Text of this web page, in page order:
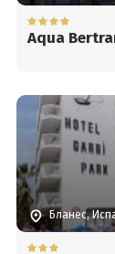
Aqua
Бланес,